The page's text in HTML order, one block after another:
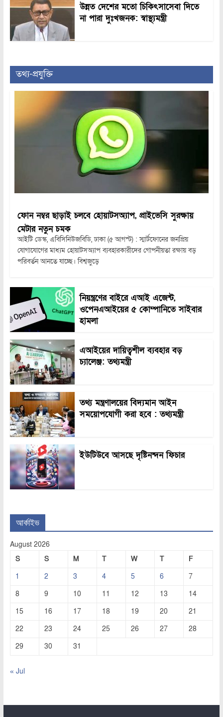
উন্নত দেশের মতো চিকিৎসাসেবা দিতে
না পারা দুঃখজনক: স্বাস্থ্যমন্ত্রী
তথ্য-প্রযুক্তি
ফোন নম্বর ছাড়াই চলবে হোয়াটসঅ্যাপ, প্রাইভেসি সুরক্ষায়
মেটার নতুন চমক
আইটি ডেস্ক, এবিসিনিউজবিডি, ঢাকা (৫ আগস্ট) : স্মার্টফোনের জনপ্রিয়
যোগাযোগের মাধ্যম হোয়াটসঅ্যাপ ব্যবহারকারীদের গোপনীয়তা রক্ষায় বড়
পরিবর্তন আনতে যাচ্ছে। বিশ্বজুড়ে
নিয়ন্ত্রণের বাইরে এআই এজেন্ট,
ওপেনএআইয়ের ৫ কোম্পানিতে সাইবার
হামলা
এআইয়ের দায়িত্বশীল ব্যবহার বড়
চ্যালেঞ্জ: তথ্যমন্ত্রী
তথ্য মন্ত্রণালয়ের বিদ্যমান আইন
সময়োপযোগী করা হবে : তথ্যমন্ত্রী
ইউটিউবে আসছে দৃষ্টিনন্দন ফিচার
আর্কাইভ
August 2026
S
S M T W T
F
1
2 3 4 5 6
7
8
9 10 11 12 13
14
15
16 17 18 19 20
21
22
23 24 25 26 27
28
29
30 31
« Jul